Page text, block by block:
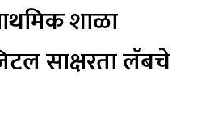
शाळा
साक्षरता लॅबचे